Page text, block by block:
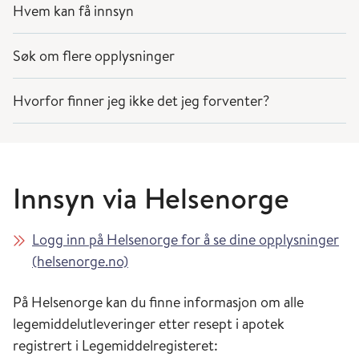
Hvem kan få innsyn
Søk om flere opplysninger
Hvorfor finner jeg ikke det jeg forventer?
Innsyn via Helsenorge
Logg inn på Helsenorge for å se dine opplysninger
(helsenorge.no)
På Helsenorge kan du finne informasjon om alle
legemiddelutleveringer etter resept i apotek
registrert i Legemiddelregisteret: